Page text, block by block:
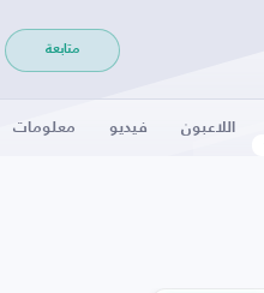
متابعة
اللاعبون فيديو معلومات